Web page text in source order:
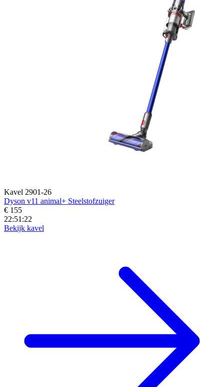
Kavel 2901-26
Dyson v11 animal+ Steelstofzuiger
€ 155
22:51:20
Bekijk kavel